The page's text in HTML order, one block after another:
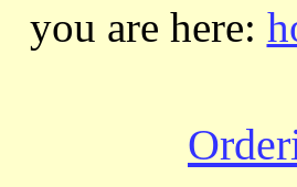
you are here: